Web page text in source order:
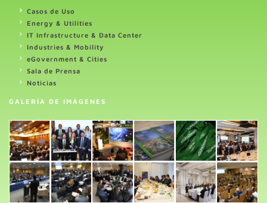
Casos de Uso
Energy & Utilities
IT Infrastructure & Data Center
Industries & Mobility
eGovernment & Cities
Sala de Prensa
Noticias
GALERÍA DE IMÁGENES